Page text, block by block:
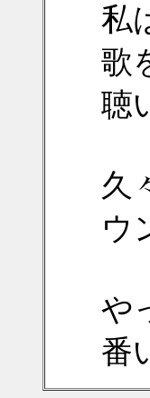
私
歌
聴
久
ウ
や
番